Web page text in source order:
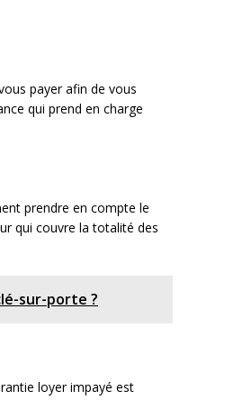
payer afin de vous
qui prend en charge
prendre en compte le
qui couvre la totalité des
sur-porte ?
loyer impayé est